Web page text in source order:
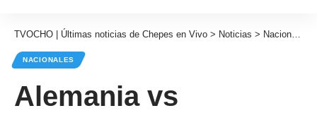
TVOCHO | Últimas noticias de Chepes en Vivo > Noticias > Nacionales
NACIONALES
Alemania vs